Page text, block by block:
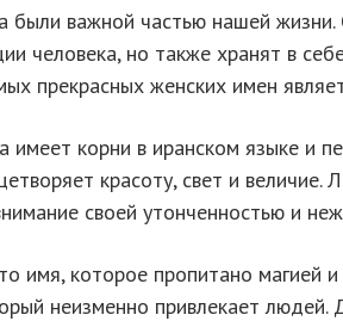
были важной частью нашей
человека, но также хранят в
прекрасных женских имен
корни в иранском языке и
красоту, свет и величие.
своей утонченностью и
имя, которое пропитано магией
неизменно привлекает